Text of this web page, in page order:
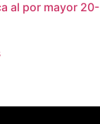
al por mayor 20-